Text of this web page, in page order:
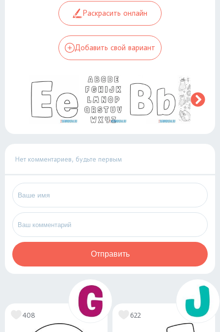
Раскрасить онлайн
Добавить свой вариант
Нет комментариев, будьте первым
Отправить
408 622